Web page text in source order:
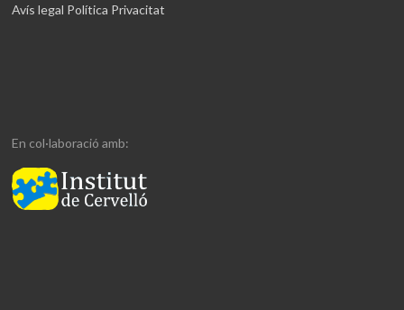
Avís legal Política Privacitat
En col·laboració amb: